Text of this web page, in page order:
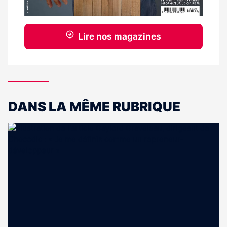
Lire nos magazines
DANS LA MÊME RUBRIQUE